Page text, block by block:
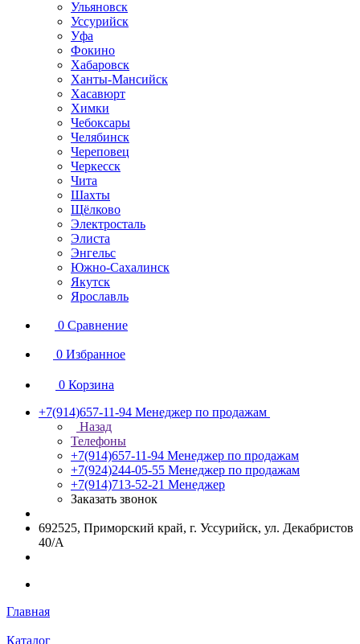
Ульяновск
Уссурийск
Уфа
Фокино
Хабаровск
Ханты-Мансийск
Хасавюрт
Химки
Чебоксары
Челябинск
Череповец
Черкесск
Чита
Шахты
Щёлково
Электросталь
Элиста
Энгельс
Южно-Сахалинск
Якутск
Ярославль
0 Сравнение
0 Избранное
0 Корзина
+7(914)657-11-94 Менеджер по продажам
Назад
Телефоны
+7(914)657-11-94 Менеджер по продажам
+7(924)244-05-55 Менеджер по продажам
+7(914)713-52-21 Менеджер
Заказать звонок
692525, Приморский край, г. Уссурийск, ул. Декабристов
40/А
Главная
Каталог